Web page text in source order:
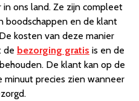
ons land. Ze zijn compleet
boodschappen en de klant
kosten van deze manier
de bezorging gratis is en de
De klant kan op de
minuut precies zien wanneer